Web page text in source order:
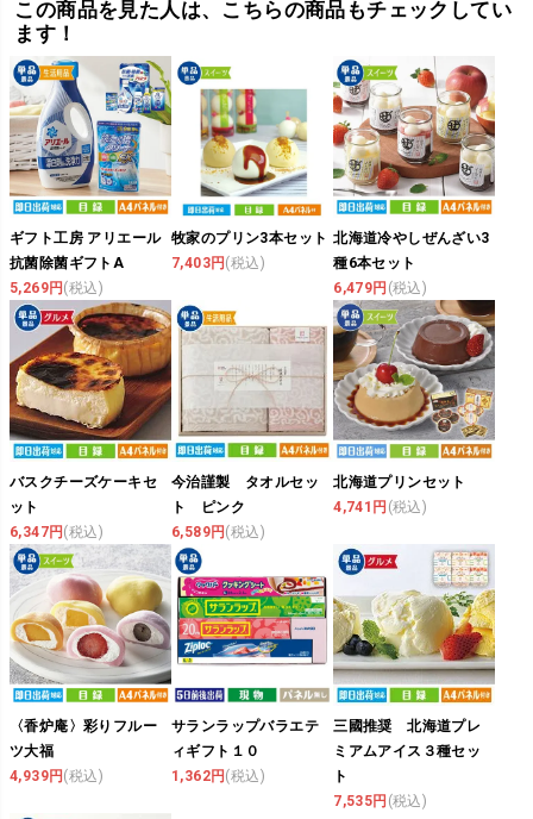
この商品を見た人は、こちらの商品もチェックしてい
ます！
ギフト工房 アリエール
抗菌除菌ギフトA
5,269円 (税込)
牧家のプリン3本セット
7,403円 (税込)
北海道冷やしぜんざい3
種6本セット
6,479円 (税込)
バスクチーズケーキセ
ット
6,347円 (税込)
今治謹製 タオルセッ
ト ピンク
6,589円 (税込)
北海道プリンセット
4,741円 (税込)
〈香炉庵〉彩りフルー
ツ大福
4,939円 (税込)
サランラップバラエテ
ィギフト１０
1,362円 (税込)
三國推奨 北海道プレ
ミアムアイス３種セッ
ト
7,535円 (税込)